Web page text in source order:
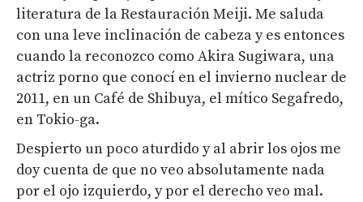
literatura de la Restauración Meiji. Me saluda
con una leve inclinación de cabeza y es entonces
cuando la reconozco como Akira Sugiwara, una
actriz porno que conocí en el invierno nuclear de
2011, en un Café de Shibuya, el mítico Segafredo,
en Tokio-ga.
Despierto un poco aturdido y al abrir los ojos me
doy cuenta de que no veo absolutamente nada
por el ojo izquierdo, y por el derecho veo mal.